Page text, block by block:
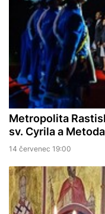
Metropolita
sv. Cyrila a Metoda
14 červenec 19:00